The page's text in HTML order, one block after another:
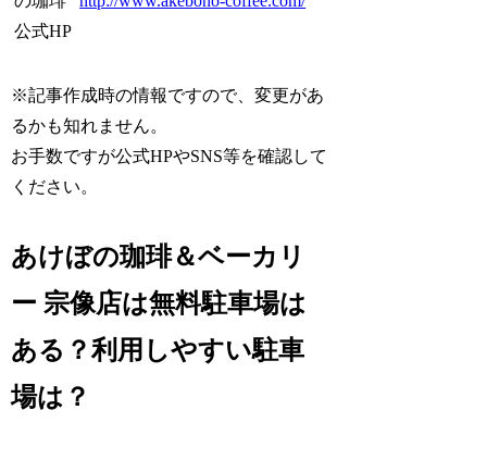
公式HP
※記事作成時の情報ですので、変更があ
るかも知れません。
お手数ですが公式HPやSNS等を確認して
ください。
あけぼの珈琲＆ベーカリ
ー 宗像店は無料駐車場は
ある？利用しやすい駐車
場は？